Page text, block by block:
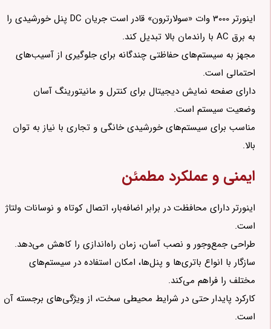
اینورتر 3000 وات «سولارترون» قادر است جریان DC پنل خورشیدی را
به برق AC با راندمان بالا تبدیل کند.
مجهز به سیستم‌های حفاظتی چندگانه برای جلوگیری از آسیب‌های
احتمالی است.
دارای صفحه نمایش دیجیتال برای کنترل و مانیتورینگ آسان
وضعیت سیستم است.
مناسب برای سیستم‌های خورشیدی خانگی و تجاری با نیاز به توان
بالا.
ایمنی و عملکرد مطمئن
اینورتر دارای محافظت در برابر اضافه‌بار، اتصال کوتاه و نوسانات ولتاژ
است.
طراحی جمع‌وجور و نصب آسان، زمان راه‌اندازی را کاهش می‌دهد.
سازگار با انواع باتری‌ها و پنل‌ها، امکان استفاده در سیستم‌های
مختلف را فراهم می‌کند.
کارکرد پایدار حتی در شرایط محیطی سخت، از ویژگی‌های برجسته آن
است.